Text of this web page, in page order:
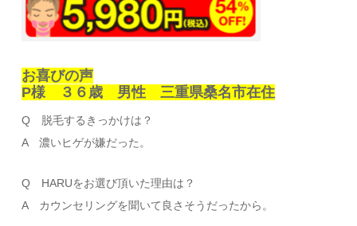
お喜びの声
P様 ３６歳 男性 三重県桑名市在住
Q 脱毛するきっかけは？
A 濃いヒゲが嫌だった。
Q HARUをお選び頂いた理由は？
A カウンセリングを聞いて良さそうだったから。